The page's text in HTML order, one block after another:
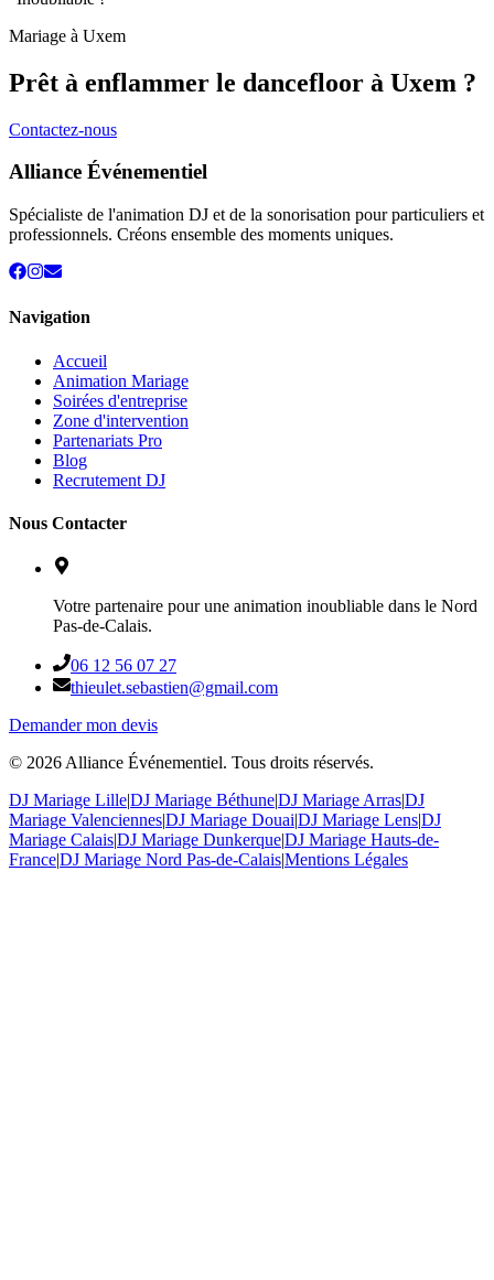
Mariage à Uxem
Prêt à enflammer le dancefloor à Uxem ?
Contactez-nous
Alliance Événementiel
Spécialiste de l'animation DJ et de la sonorisation pour particuliers et
professionnels. Créons ensemble des moments uniques.
Navigation
Accueil
Animation Mariage
Soirées d'entreprise
Zone d'intervention
Partenariats Pro
Blog
Recrutement DJ
Nous Contacter
Votre partenaire pour une animation inoubliable dans le Nord
Pas-de-Calais.
06 12 56 07 27
thieulet.sebastien@gmail.com
Demander mon devis
© 2026 Alliance Événementiel. Tous droits réservés.
DJ Mariage Lille|DJ Mariage Béthune|DJ Mariage Arras|DJ
Mariage Valenciennes|DJ Mariage Douai|DJ Mariage Lens|DJ
Mariage Calais|DJ Mariage Dunkerque|DJ Mariage Hauts-de-
France|DJ Mariage Nord Pas-de-Calais|Mentions Légales